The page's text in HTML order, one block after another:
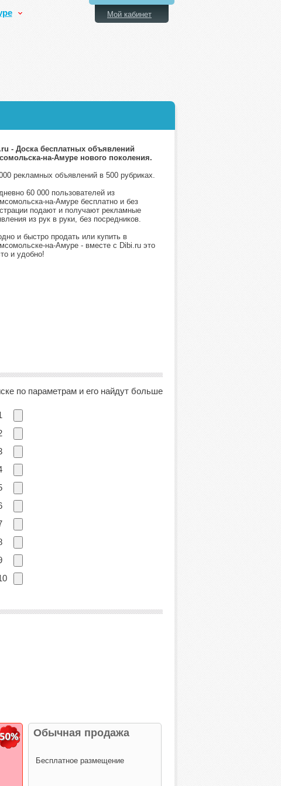
Мой кабинет
- Доска бесплатных объявлений
на-Амуре нового поколения.
рекламных объявлений в 500 рубриках.
60 000 пользователей из
на-Амуре бесплатно и без
подают и получают рекламные
из рук в руки, без посредников.
и быстро продать или купить в
на-Амуре - вместе с Dibi.ru это
и удобно!
по параметрам и его найдут больше
Обычная продажа
Бесплатное размещение